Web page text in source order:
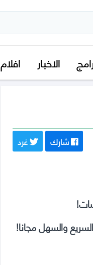
الاخبار افلام
شارك غرد
والسهل مجانا!